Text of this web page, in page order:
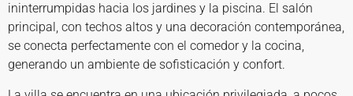
ininterrumpidas hacia los jardines y la piscina. El salón
principal, con techos altos y una decoración contemporánea,
se conecta perfectamente con el comedor y la cocina,
generando un ambiente de sofisticación y confort.